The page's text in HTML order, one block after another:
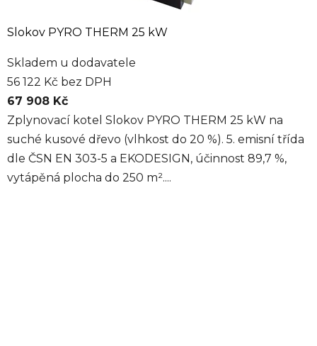
Slokov PYRO THERM 25 kW
Skladem u dodavatele
56 122 Kč bez DPH
67 908 Kč
Zplynovací kotel Slokov PYRO THERM 25 kW na
suché kusové dřevo (vlhkost do 20 %). 5. emisní třída
dle ČSN EN 303-5 a EKODESIGN, účinnost 89,7 %,
vytápěná plocha do 250 m²....